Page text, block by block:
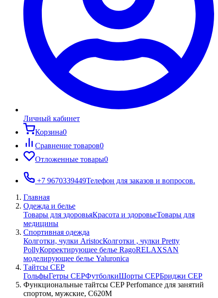
Личный кабинет
Корзина0
Сравнение товаров0
Отложенные товары0
+7 9670339449Телефон для заказов и вопросов.
Главная
Одежда и белье
Товары для здоровьяКрасота и здоровьеТовары для
медицины
Спортивная одежда
Колготки, чулки AristocКолготки , чулки Pretty
PollyКорректирующее белье RagoRELAXSAN
моделирующее белье Yaluroniсa
Тайтсы CEP
ГольфыГетры CEPФутболкиШорты CEPБриджи CEP
Функциональные тайтсы CEP Perfomance для занятий
спортом, мужские, C620M